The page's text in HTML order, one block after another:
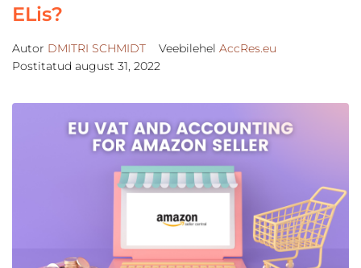
ELis?
Autor DMITRI SCHMIDT Veebilehel AccRes.eu
Postitatud august 31, 2022